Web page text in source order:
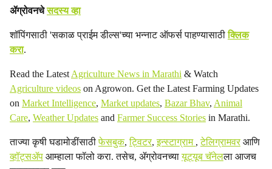
ॲग्रोवनचेसदस्य व्हा
शॉपिंगसाठी 'सकाळ प्राईम डील्स'च्या भन्नाट ऑफर्स पाहण्यासाठीक्लिक
करा.
Read the Latest Agriculture News in Marathi & Watch
Agriculture videos on Agrowon. Get the Latest Farming Updates
on Market Intelligence, Market updates, Bazar Bhav, Animal
Care, Weather Updates and Farmer Success Stories in Marathi.
ताज्या कृषी घडामोडींसाठीफेसबुक,ट्विटर,इन्स्टाग्राम ,टेलिग्रामवरआणि
व्हॉट्सॲप आम्हाला फॉलो करा. तसेच, ॲग्रोवनच्यायूट्यूब चॅनेलला आजच